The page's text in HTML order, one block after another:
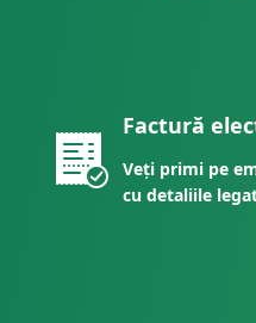
Factură
Veți primi pe
cu detaliile